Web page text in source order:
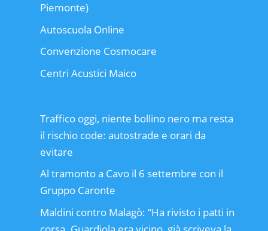
Piemonte)
Autoscuola Online
Convenzione Cosmocare
Centri Acustici Maico
Traffico oggi, niente bollino nero ma resta
il rischio code: autostrade e orari da
evitare
Al tramonto a Cavo il 6 settembre con il
Gruppo Caronte
Maldini contro Malagò: “Ha rivisto i patti in